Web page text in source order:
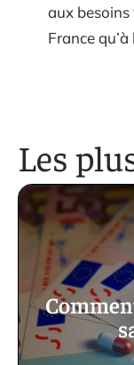
aux
France qu’à
Les